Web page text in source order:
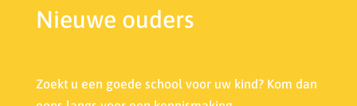
Nieuwe ouders
Zoekt u een goede school voor uw kind? Kom dan